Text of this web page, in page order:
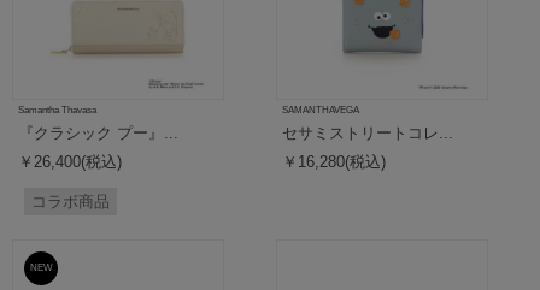
Samantha Thavasa
『クラシック プー』...
￥26,400(税込)
コラボ商品
SAMANTHAVEGA
セサミストリートコレ...
￥16,280(税込)
NEW